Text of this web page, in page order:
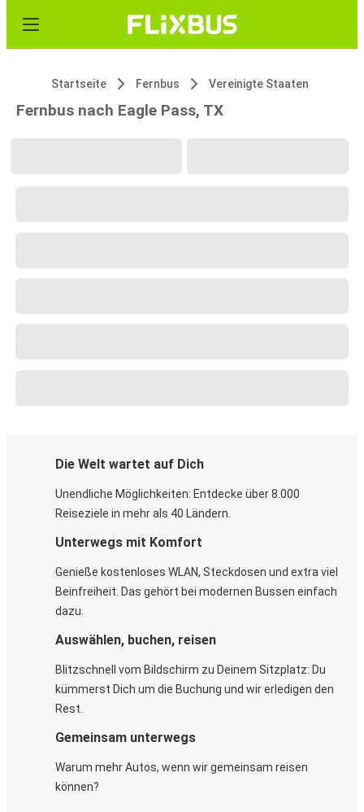
Startseite Fernbus Vereinigte Staaten
Fernbus nach Eagle Pass, TX
Die Welt wartet auf Dich
Unendliche Möglichkeiten: Entdecke über 8.000
Reiseziele in mehr als 40 Ländern.
Unterwegs mit Komfort
Genieße kostenloses WLAN, Steckdosen und extra viel
Beinfreiheit. Das gehört bei modernen Bussen einfach
dazu.
Auswählen, buchen, reisen
Blitzschnell vom Bildschirm zu Deinem Sitzplatz: Du
kümmerst Dich um die Buchung und wir erledigen den
Rest.
Gemeinsam unterwegs
Warum mehr Autos, wenn wir gemeinsam reisen
können?